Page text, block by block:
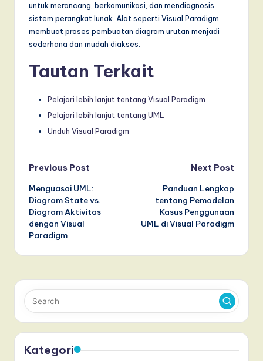
untuk merancang, berkomunikasi, dan mendiagnosis
sistem perangkat lunak. Alat seperti Visual Paradigm
membuat proses pembuatan diagram urutan menjadi
sederhana dan mudah diakses.
Tautan Terkait
Pelajari lebih lanjut tentang Visual Paradigm
Pelajari lebih lanjut tentang UML
Unduh Visual Paradigm
Post
navigation
Previous Post
Menguasai UML:
Diagram State vs.
Diagram Aktivitas
dengan Visual
Paradigm
Next Post
Panduan Lengkap
tentang Pemodelan
Kasus Penggunaan
UML di Visual Paradigm
Kategori